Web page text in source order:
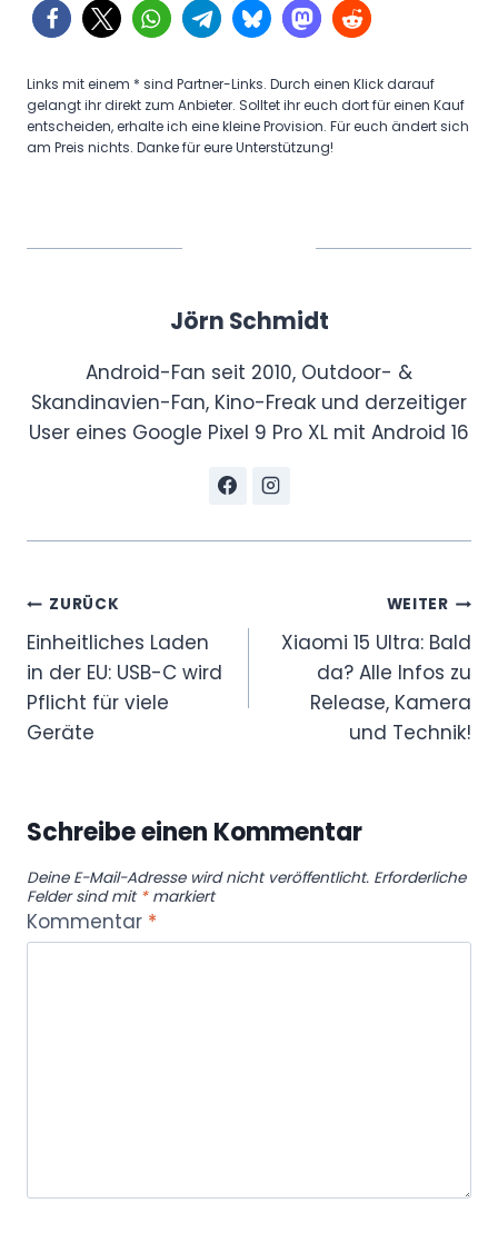
Links mit einem * sind Partner-Links. Durch einen Klick darauf
gelangt ihr direkt zum Anbieter. Solltet ihr euch dort für einen Kauf
entscheiden, erhalte ich eine kleine Provision. Für euch ändert sich
am Preis nichts. Danke für eure Unterstützung!
Jörn Schmidt
Android-Fan seit 2010, Outdoor- &
Skandinavien-Fan, Kino-Freak und derzeitiger
User eines Google Pixel 9 Pro XL mit Android 16
Beitragsnavigation
ZURÜCK
Einheitliches Laden
in der EU: USB-C wird
Pflicht für viele
Geräte
WEITER
Xiaomi 15 Ultra: Bald
da? Alle Infos zu
Release, Kamera
und Technik!
Schreibe einen Kommentar
Deine E-Mail-Adresse wird nicht veröffentlicht. Erforderliche
Felder sind mit *markiert
Kommentar *